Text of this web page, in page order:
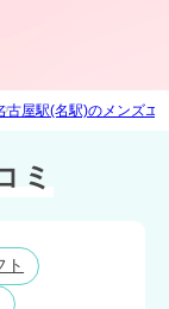
古屋駅(名駅)のメンズエ
ミ
ト